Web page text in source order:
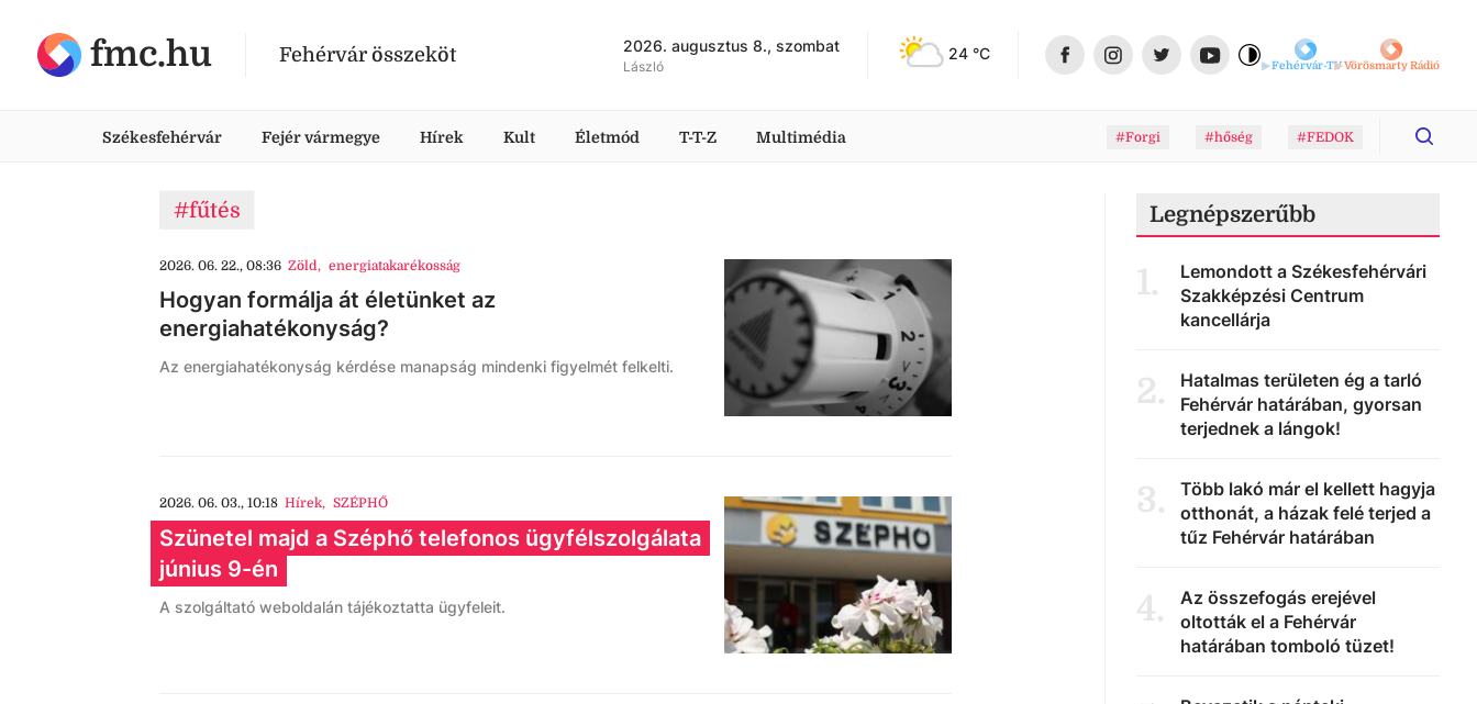
fmc.hu Fehérvár összeköt 2026. augusztus 8., szombat
László
24 °C
Fehérvár-TVVörösmarty Rádió
Székesfehérvár Fejér vármegye Hírek Kult Életmód T-T-Z Multimédia #Forgi #hőség #FEDOK
#fűtés
2026. 06. 22., 08:36 Zöld, energiatakarékosság
Hogyan formálja át életünket az
energiahatékonyság?
Az energiahatékonyság kérdése manapság mindenki figyelmét felkelti.
2026. 06. 03., 10:18 Hírek, SZÉPHŐ
Szünetel majd a Széphő telefonos ügyfélszolgálata
június 9-én
A szolgáltató weboldalán tájékoztatta ügyfeleit.
Legnépszerűbb
1.
Lemondott a Székesfehérvári
Szakképzési Centrum
kancellárja
2.
Hatalmas területen ég a tarló
Fehérvár határában, gyorsan
terjednek a lángok!
3.
Több lakó már el kellett hagyja
otthonát, a házak felé terjed a
tűz Fehérvár határában
4.
Az összefogás erejével
oltották el a Fehérvár
határában tomboló tüzet!